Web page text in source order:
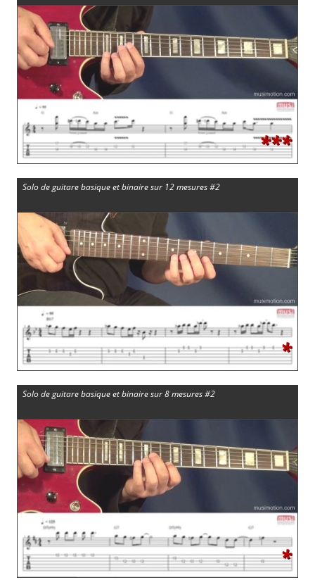
***
Solo de guitare basique et binaire sur 12 mesures #2
*
Solo de guitare basique et binaire sur 8 mesures #2
*